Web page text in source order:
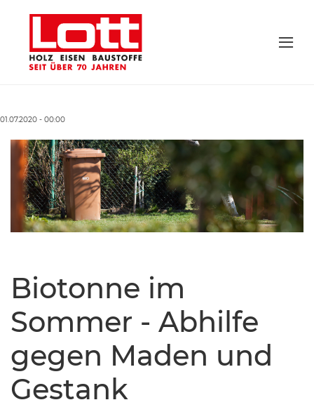
01.07.2020 - 00:00
Biotonne im
Sommer - Abhilfe
gegen Maden und
Gestank